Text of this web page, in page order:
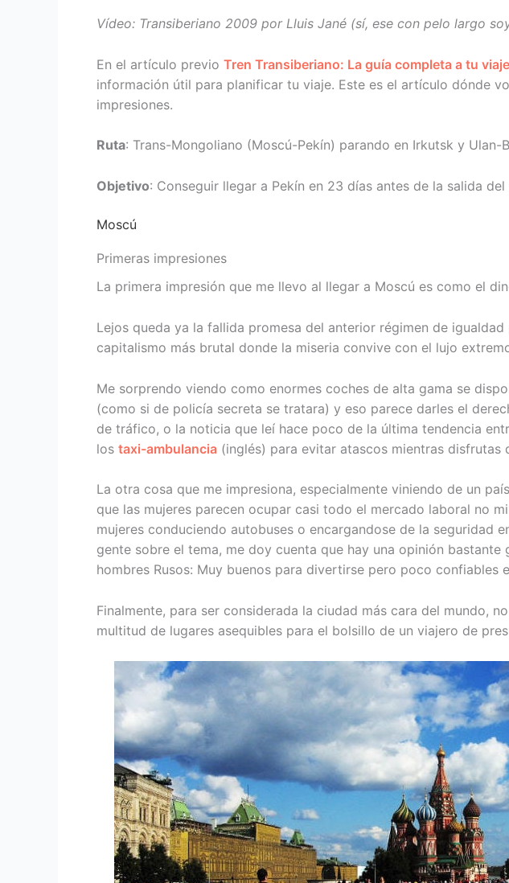
Vídeo: Transiberiano 2009 por Lluis Jané (sí, ese con pelo largo
En el artículo previo Tren Transiberiano: La guía completa a tu viaje
información útil para planificar tu viaje. Este es el artículo dónde
impresiones.
Ruta: Trans-Mongoliano (Moscú-Pekín) parando en Irkutsk y Ulan-
Objetivo: Conseguir llegar a Pekín en 23 días antes de la salida
Moscú
Primeras impresiones
La primera impresión que me llevo al llegar a Moscú es como el
Lejos queda ya la fallida promesa del anterior régimen de
capitalismo más brutal donde la miseria convive con el lujo
Me sorprendo viendo como enormes coches de alta gama se
(como si de policía secreta se tratara) y eso parece darles el
de tráfico, o la noticia que leí hace poco de la última tendencia
los taxi-ambulancia (inglés) para evitar atascos mientras disfrutas
La otra cosa que me impresiona, especialmente viniendo de un
que las mujeres parecen ocupar casi todo el mercado laboral no
mujeres conduciendo autobuses o encargandose de la seguridad
gente sobre el tema, me doy cuenta que hay una opinión bastante
hombres Rusos: Muy buenos para divertirse pero poco confiables
Finalmente, para ser considerada la ciudad más cara del mundo,
multitud de lugares asequibles para el bolsillo de un viajero de